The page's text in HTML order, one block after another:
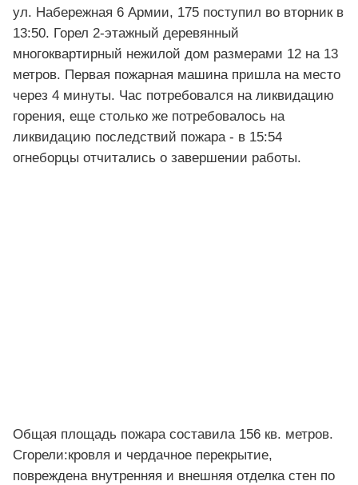
ул. Набережная 6 Армии, 175 поступил во вторник в
13:50. Горел 2-этажный деревянный
многоквартирный нежилой дом размерами 12 на 13
метров. Первая пожарная машина пришла на место
через 4 минуты. Час потребовался на ликвидацию
горения, еще столько же потребовалось на
ликвидацию последствий пожара - в 15:54
огнеборцы отчитались о завершении работы.
Общая площадь пожара составила 156 кв. метров.
Сгорели:кровля и чердачное перекрытие,
повреждена внутренняя и внешняя отделка стен по